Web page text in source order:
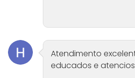
Atendimento
educados e